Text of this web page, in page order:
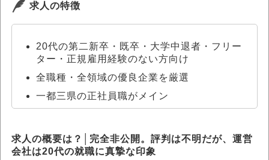
求人の特徴
20代の第二新卒・既卒・大学中退者・フリー
ター・正規雇用経験のない方向け
全職種・全領域の優良企業を厳選
一都三県の正社員職がメイン
求人の概要は？│完全非公開。評判は不明だが、運営
会社は20代の就職に真摯な印象